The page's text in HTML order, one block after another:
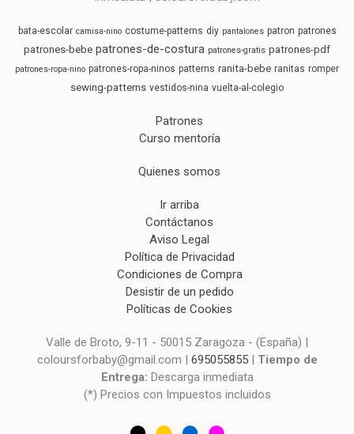
bata-escolar camisa-nino costume-patterns diy pantalones patron patrones
patrones-bebe patrones-de-costura patrones-gratis patrones-pdf
patrones-ropa-nino patrones-ropa-ninos patterns ranita-bebe ranitas romper
sewing-patterns vestidos-nina vuelta-al-colegio
Patrones
Curso mentoría
Quienes somos
Ir arriba
Contáctanos
Aviso Legal
Política de Privacidad
Condiciones de Compra
Desistir de un pedido
Políticas de Cookies
Valle de Broto, 9-11 - 50015 Zaragoza - (España) |
coloursforbaby@gmail.com | 695055855| Tiempo de
Entrega: Descarga inmediata
(*) Precios con Impuestos incluidos